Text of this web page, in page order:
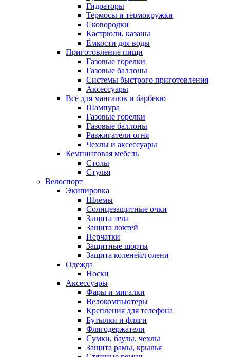
Гидраторы
Термосы и термокружки
Сковородки
Кастрюли, казаны
Ёмкости для воды
Приготовление пищи
Газовые горелки
Газовые баллоны
Системы быстрого приготовления
Аксессуары
Всё для мангалов и барбекю
Шампура
Газовые горелки
Газовые баллоны
Разжигатели огня
Чехлы и аксессуары
Кемпинговая мебель
Столы
Стулья
Велоспорт
Экипировка
Шлемы
Солнцезащитные очки
Защита тела
Защита локтей
Перчатки
Защитные шорты
Защита коленей/голени
Одежда
Носки
Аксессуары
Фары и мигалки
Велокомпьютеры
Крепления для телефона
Бутылки и фляги
Флягодержатели
Сумки, баулы, чехлы
Защита рамы, крылья